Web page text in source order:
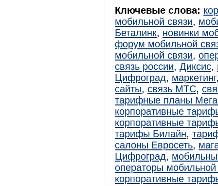
Ключевые слова:
мобильной связи,
Беталинк, новинки
форум мобильной
мобильной связи,
связь россии, Диксис,
Цифроград, маркетинг
сайты, связь МТС,
тарифные планы
корпоративные
корпоративные
тарифы Билайн,
салоны Евросеть,
Цифроград,
операторы мобильной
корпоративные